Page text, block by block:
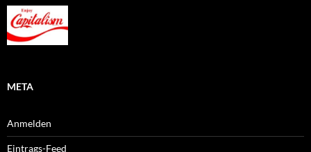
META
Anmelden
Eintrags-Feed